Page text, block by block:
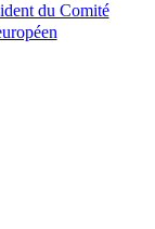
du Comité